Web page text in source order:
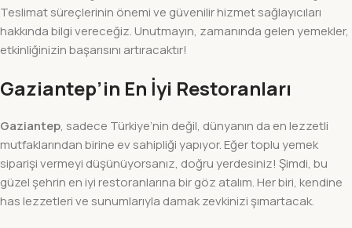
Teslimat süreçlerinin önemi ve güvenilir hizmet sağlayıcıları
hakkında bilgi vereceğiz. Unutmayın, zamanında gelen yemekler,
etkinliğinizin başarısını artıracaktır!
Gaziantep’in En İyi Restoranları
Gaziantep, sadece Türkiye’nin değil, dünyanın da en lezzetli
mutfaklarından birine ev sahipliği yapıyor. Eğer toplu yemek
siparişi vermeyi düşünüyorsanız, doğru yerdesiniz! Şimdi, bu
güzel şehrin en iyi restoranlarına bir göz atalım. Her biri, kendine
has lezzetleri ve sunumlarıyla damak zevkinizi şımartacak.